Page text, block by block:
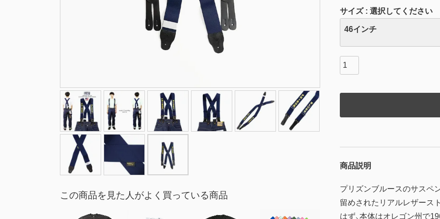
サイズ 選択してください
46インチ
商品説明
プリズンブルースのサスペ
留めされたリアルレザース
はず、本体はオレゴン州で
この商品を見た人がよく買っている商品